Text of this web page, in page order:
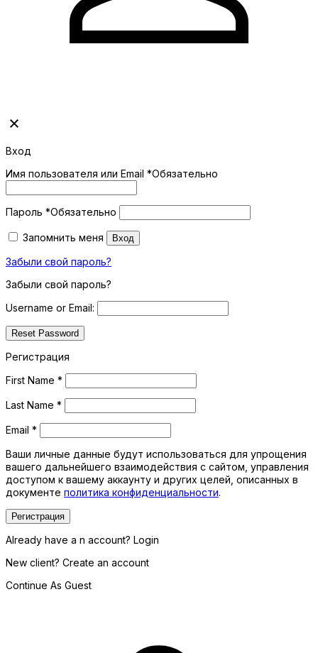
Вход
Имя пользователя или Email *Обязательно
Пароль *Обязательно
Запомнить меня Вход
Забыли свой пароль?
Забыли свой пароль?
Username or Email:
Регистрация
First Name *
Last Name *
Email *
Ваши личные данные будут использоваться для упрощения
вашего дальнейшего взаимодействия с сайтом, управления
доступом к вашему аккаунту и других целей, описанных в
документе политика конфиденциальности.
Регистрация
Already have a n account? Login
New client? Create an account
Continue As Guest